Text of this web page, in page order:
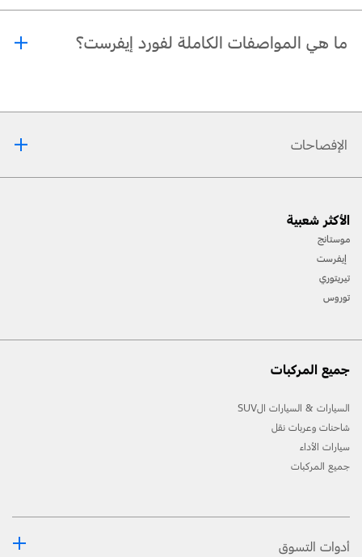
ما هي المواصفات الكاملة لفورد إيفرست؟
الإفصاحات
المسارات، وإستخدام معدّات السّلامة المناسبة.
[2] لن تتوفّر جميع ميّزات المركبة في جميع الأسواق. إتّصل بموزّع فورد المحلّي للحصول على أحدث
الأكثر شعبية
موستانج
إيفرست
تيريتوري
توروس
جميع المركبات
السيارات & السيارات الSUV
شاحنات وعربات نقل
سيارات الأداء
جميع المركبات
أدوات التسوق